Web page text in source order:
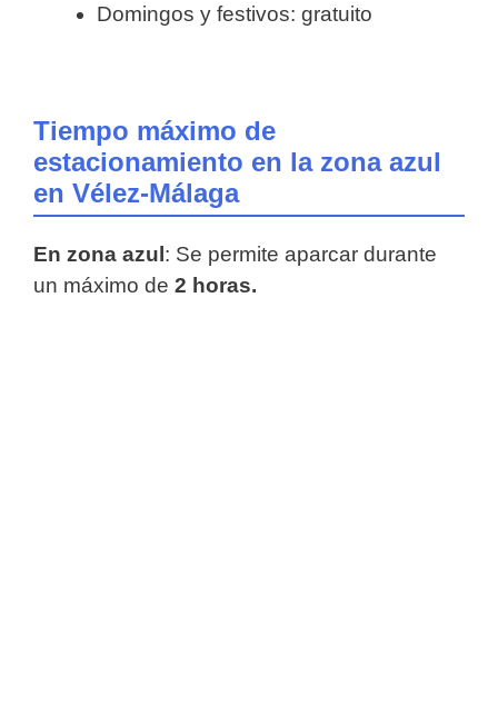
Domingos y festivos: gratuito
Tiempo máximo de
estacionamiento en la zona azul
en Vélez-Málaga
En zona azul: Se permite aparcar durante
un máximo de 2 horas.